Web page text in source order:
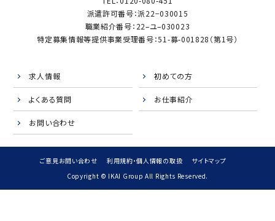
派遣許可番号：派22−030015
職業紹介番号：22–ユ–030023
特定募集情報等提供事業受理番号：51-募-001828（第1号）
求人情報 初めての方
よくある質問 お仕事紹介
お問い合わせ
ご意見お問い合わせ 利用規約・個人情報の取扱
サイトマップ
Copyright © IKAI Group All Rights Reserved.